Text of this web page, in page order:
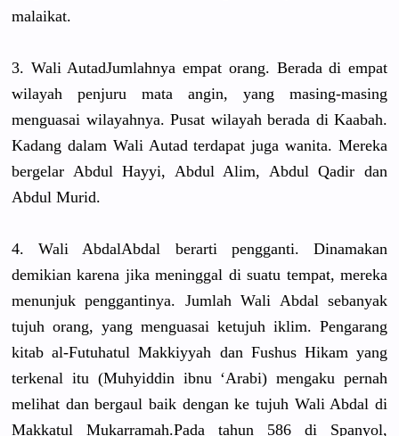
malaikat.
3. Wali AutadJumlahnya empat orang. Berada di empat
wilayah penjuru mata angin, yang masing-masing
menguasai wilayahnya. Pusat wilayah berada di Kaabah.
Kadang dalam Wali Autad terdapat juga wanita. Mereka
bergelar Abdul Hayyi, Abdul Alim, Abdul Qadir dan
Abdul Murid.
4. Wali AbdalAbdal berarti pengganti. Dinamakan
demikian karena jika meninggal di suatu tempat, mereka
menunjuk penggantinya. Jumlah Wali Abdal sebanyak
tujuh orang, yang menguasai ketujuh iklim. Pengarang
kitab al-Futuhatul Makkiyyah dan Fushus Hikam yang
terkenal itu (Muhyiddin ibnu ‘Arabi) mengaku pernah
melihat dan bergaul baik dengan ke tujuh Wali Abdal di
Makkatul Mukarramah.Pada tahun 586 di Spanyol,